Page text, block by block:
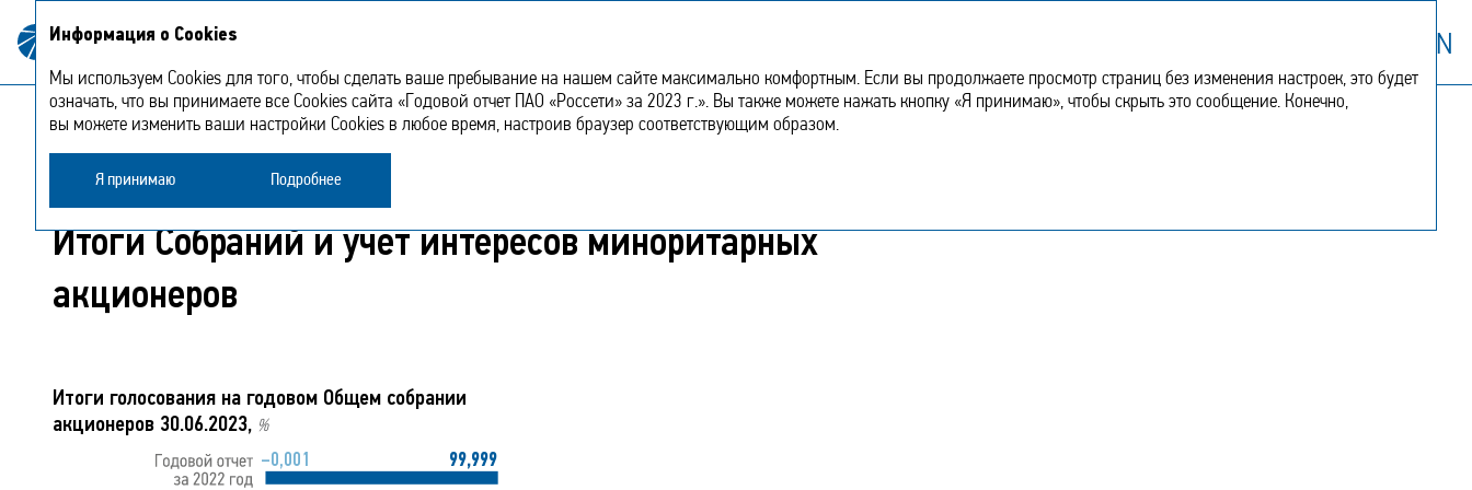
Годовой отчет
EN
Итоги Собраний и учет интересов миноритарных
акционеров
Итоги голосования на годовом Общем собрании
акционеров 30.06.2023, %
99,999
–0,001
Информация о Cookies
Мы используем Cookies для того, чтобы сделать ваше пребывание на нашем сайте максимально комфортным. Если вы продолжаете просмотр страниц без изменения настроек, это будет
означать, что вы принимаете все Cookies сайта «Годовой отчет ПАО «Россети» за 2023 г.». Вы также можете нажать кнопку «Я принимаю», чтобы скрыть это сообщение. Конечно,
вы можете изменить ваши настройки Cookies в любое время, настроив браузер соответствующим образом.
Я принимаю Подробнее